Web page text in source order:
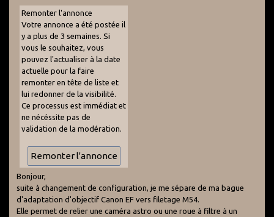
Remonter l'annonce
Votre annonce a été postée il
y a plus de 3 semaines. Si
vous le souhaitez, vous
pouvez l'actualiser à la date
actuelle pour la faire
remonter en tête de liste et
lui redonner de la visibilité.
Ce processus est immédiat et
ne nécéssite pas de
validation de la modération.
Bonjour,
suite à changement de configuration, je me sépare de ma bague
d'adaptation d'objectif Canon EF vers filetage M54.
Elle permet de relier une caméra astro ou une roue à filtre à un